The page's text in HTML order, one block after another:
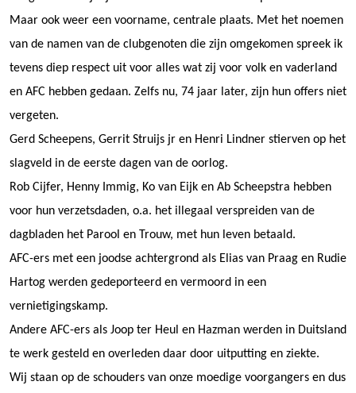
Maar ook weer een voorname, centrale plaats. Met het noemen
van de namen van de clubgenoten die zijn omgekomen spreek ik
tevens diep respect uit voor alles wat zij voor volk en vaderland
en AFC hebben gedaan. Zelfs nu, 74 jaar later, zijn hun offers niet
vergeten.
Gerd Scheepens, Gerrit Struijs jr en Henri Lindner stierven op het
slagveld in de eerste dagen van de oorlog.
Rob Cijfer, Henny Immig, Ko van Eijk en Ab Scheepstra hebben
voor hun verzetsdaden, o.a. het illegaal verspreiden van de
dagbladen het Parool en Trouw, met hun leven betaald.
AFC-ers met een joodse achtergrond als Elias van Praag en Rudie
Hartog werden gedeporteerd en vermoord in een
vernietigingskamp.
Andere AFC-ers als Joop ter Heul en Hazman werden in Duitsland
te werk gesteld en overleden daar door uitputting en ziekte.
Wij staan op de schouders van onze moedige voorgangers en dus